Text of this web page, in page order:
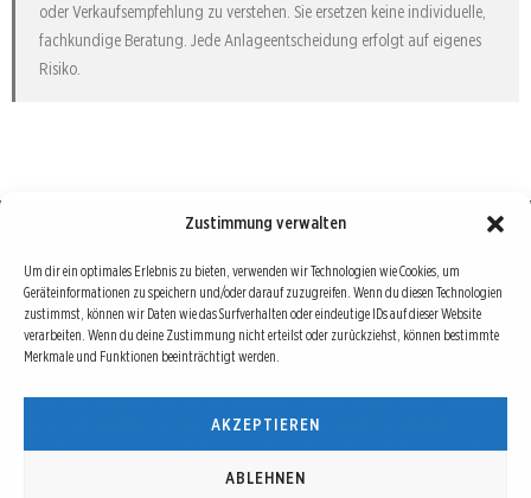
Zustimmung verwalten
Um dir ein optimales Erlebnis zu bieten, verwenden wir Technologien wie Cookies, um
Geräteinformationen zu speichern und/oder darauf zuzugreifen. Wenn du diesen Technologien
zustimmst, können wir Daten wie das Surfverhalten oder eindeutige IDs auf dieser Website
verarbeiten. Wenn du deine Zustimmung nicht erteilst oder zurückziehst, können bestimmte
Merkmale und Funktionen beeinträchtigt werden.
AKZEPTIEREN
ABLEHNEN
oder Verkaufsempfehlung zu verstehen. Sie ersetzen keine individuelle,
fachkundige Beratung. Jede Anlageentscheidung erfolgt auf eigenes
Risiko.
Börse : lokal, international, global
Erfolgreiche Börsengeschäfte bedingen vor allem drei Dinge: Verlässliche Informationen,
richtige Interpretationen und unabhängige Informationsquellen. Diese drei Bausteine sind
auch die redaktionelle Leitlinie von Börse Global.
Hinter Börse Global steht ein Team von erfahrenen Finanzjournalisten, die zum Teil schon
seit Jahrzehnten Börse in all ihren Facetten leben und mit diesem Internetprojekt
interessierten Lesern und Investoren ein Angebot machen wollen, sich über spannende
Entwicklungen, Tendenzen, Chancen und Risiken von Börsen-Investments zu informieren.